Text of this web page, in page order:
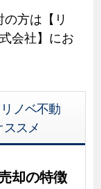
方は【リ
会社】にお
ノベ不動
スメ
却の特徴